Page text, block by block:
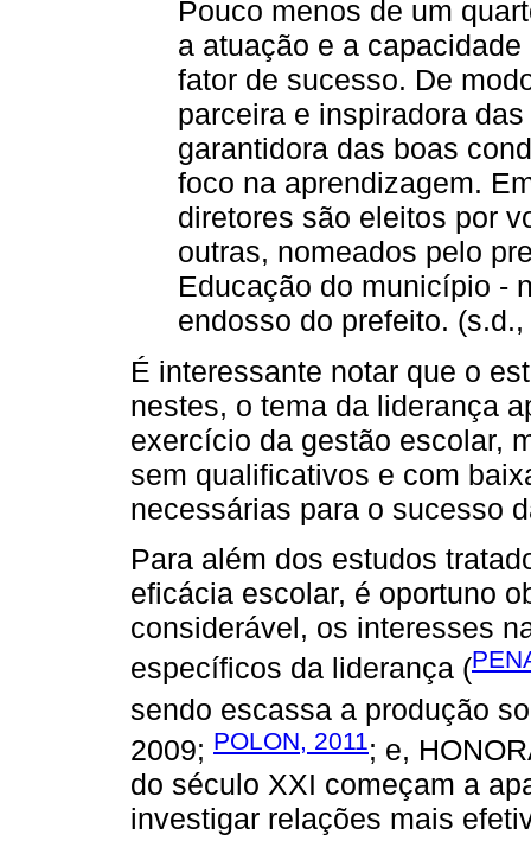
Pouco menos de um
a atuação e a
fator de sucesso. De
parceira e inspiradora
garantidora das boas
foco na aprendizagem.
diretores são eleitos por
outras, nomeados pelo
Educação do município -
endosso do prefeito.
É interessante notar que o
nestes, o tema da liderança
exercício da gestão escolar,
sem qualificativos e com
necessárias para o sucesso
Para além dos estudos
eficácia escolar, é oportuno
considerável, os interesses
específicos da liderança (
sendo escassa a produção
2009; POLON, 2011; e,
do século XXI começam a
investigar relações mais